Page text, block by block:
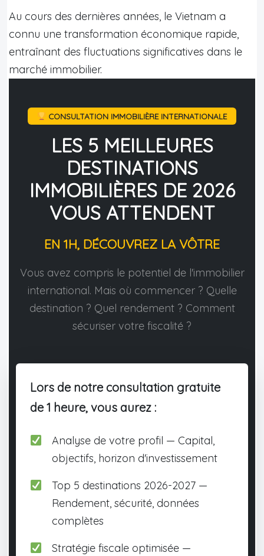
Au cours des dernières années, le Vietnam a
connu une transformation économique rapide,
entraînant des fluctuations significatives dans le
marché immobilier.
CONSULTATION IMMOBILIÈRE INTERNATIONALE
LES 5 MEILLEURES
DESTINATIONS
IMMOBILIÈRES DE 2026
VOUS ATTENDENT
EN 1H, DÉCOUVREZ LA VÔTRE
Vous avez compris le potentiel de l'immobilier
international. Mais où commencer ? Quelle
destination ? Quel rendement ? Comment
sécuriser votre fiscalité ?
Lors de notre consultation gratuite
de 1 heure, vous aurez :
Analyse de votre profil — Capital,
objectifs, horizon d'investissement
Top 5 destinations 2026-2027 —
Rendement, sécurité, données
complètes
Stratégie fiscale optimisée —